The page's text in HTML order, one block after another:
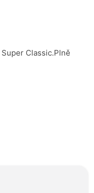
Classic.Plně